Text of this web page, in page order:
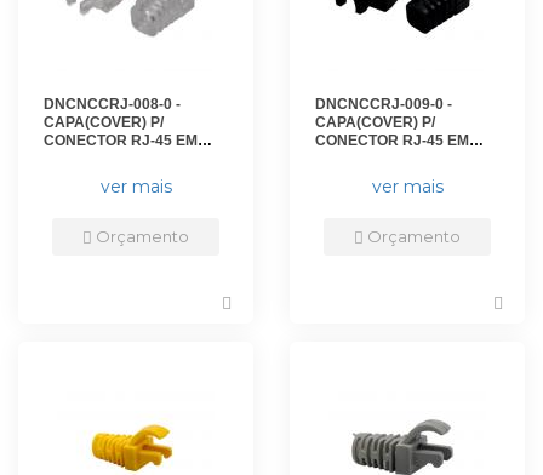
DNCNCCRJ-008-0 -
CAPA(COVER) P/
CONECTOR RJ-45 EM
DN-6220300010 - D-NET
ver mais
Orçamento
DNCNCCRJ-009-0 -
CAPA(COVER) P/
CONECTOR RJ-45 EM
6220100010 - D-NET
ver mais
Orçamento